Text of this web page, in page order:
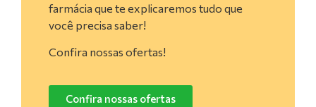
farmácia que te explicaremos tudo que
você precisa saber!
Confira nossas ofertas!
Confira nossas ofertas